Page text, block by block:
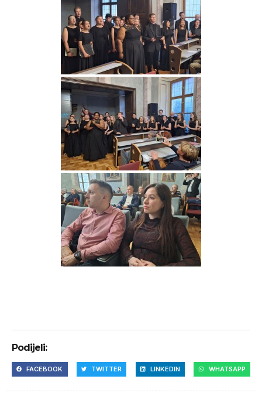
Podijeli:
FACEBOOK TWITTER LINKEDIN WHATSAPP